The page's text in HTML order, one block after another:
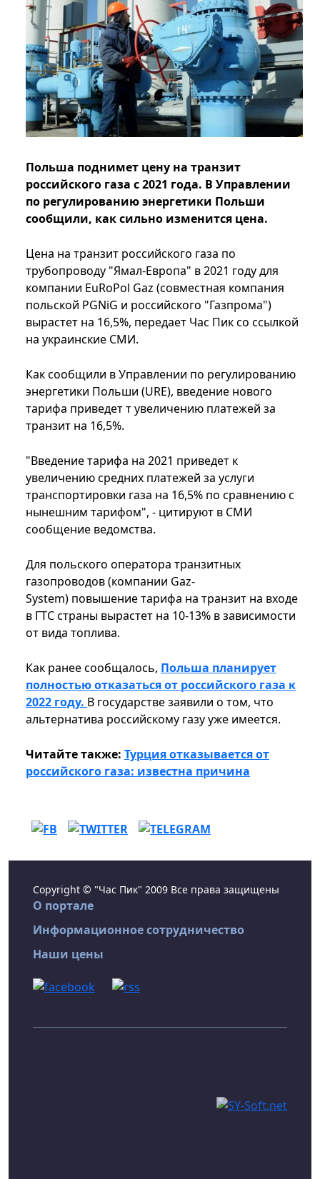
Польша поднимет цену на транзит
российского газа с 2021 года. В Управлении
по регулированию энергетики Польши
сообщили, как сильно изменится цена.
Цена на транзит российского газа по
трубопроводу "Ямал-Европа" в 2021 году для
компании EuRoPol Gaz (совместная компания
польской PGNiG и российского "Газпрома")
вырастет на 16,5%, передает Час Пик со ссылкой
на украинские СМИ.
Как сообщили в Управлении по регулированию
энергетики Польши (URE), введение нового
тарифа приведет т увеличению платежей за
транзит на 16,5%.
"Введение тарифа на 2021 приведет к
увеличению средних платежей за услуги
транспортировки газа на 16,5% по сравнению с
нынешним тарифом", - цитируют в СМИ
сообщение ведомства.
Для польского оператора транзитных
газопроводов (компании Gaz-
System) повышение тарифа на транзит на входе
в ГТС страны вырастет на 10-13% в зависимости
от вида топлива.
Как ранее сообщалось, Польша планирует
полностью отказаться от российского газа к
2022 году. В государстве заявили о том, что
альтернатива российскому газу уже имеется.
Читайте также: Турция отказывается от
российского газа: известна причина
Copyright © "Час Пик" 2009 Все права защищены
О портале
Информационное сотрудничество
Наши цены